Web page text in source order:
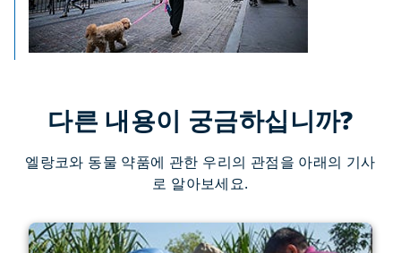
다른 내용이 궁금하십니까?
엘랑코와 동물 약품에 관한 우리의 관점을 아래의 기사
로 알아보세요.